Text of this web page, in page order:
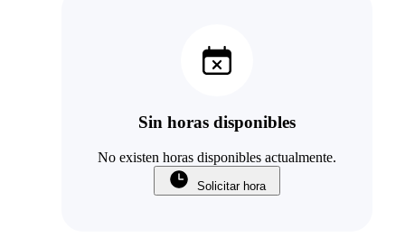
Sin horas disponibles
No existen horas disponibles actualmente.
Solicitar hora